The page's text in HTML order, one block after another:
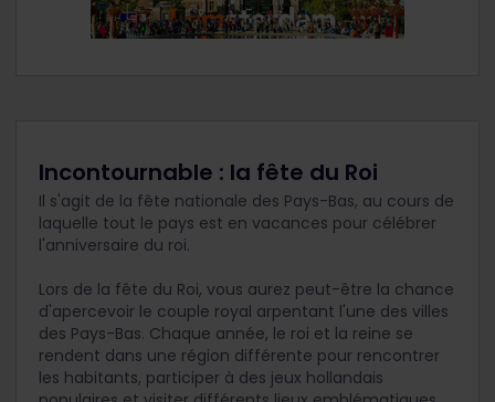
Incontournable : la fête du Roi
Il s'agit de la fête nationale des Pays-Bas, au cours de
laquelle tout le pays est en vacances pour célébrer
l'anniversaire du roi.
Lors de la fête du Roi, vous aurez peut-être la chance
d'apercevoir le couple royal arpentant l'une des villes
des Pays-Bas. Chaque année, le roi et la reine se
rendent dans une région différente pour rencontrer
les habitants, participer à des jeux hollandais